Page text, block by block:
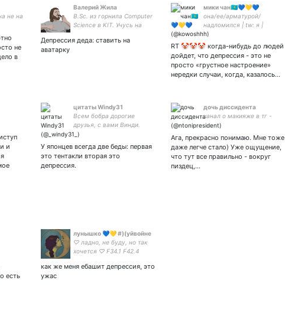
не на
не
в
Валерий Жила
B․Sc․ из горнила Computer
Science в KIT. Учусь на
Engineer. Обаяшка.
Депрессия деда: ставить на
аватарку
мики чан🇰🇿💙💛💙
она/ее/арматурой/
надломился | tw: я |
радфем взгляды | юп:
aekhoii | шапка: camellia4
RT 🤡🤡🤡 когда-нибудь до людей
дойдет, что депрессия - это не
просто «грустное настроение»
нередки случаи, когда, казалось…
и
цитаты Windy31
Всем бобра дорогие
друзья, с вами Винди.
У японцев всегда две беды: первая
это тентакли вторая это
депрессия.
дочь диссидента
канал о макияже в тг -
Ага, прекрасно понимаю. Мне тоже
даже легче стало) Уже ощущение,
что тут все правильно - вокруг
пиздец,…
есть
лунышко 💙💛 #)(уйвойне
♡ ладно, не буду, но так
хочется ♡ F34.1 F42.4
по Life is Strange 2 🐺 ♡ –
как же меня ебашит депрессия, это
ужас